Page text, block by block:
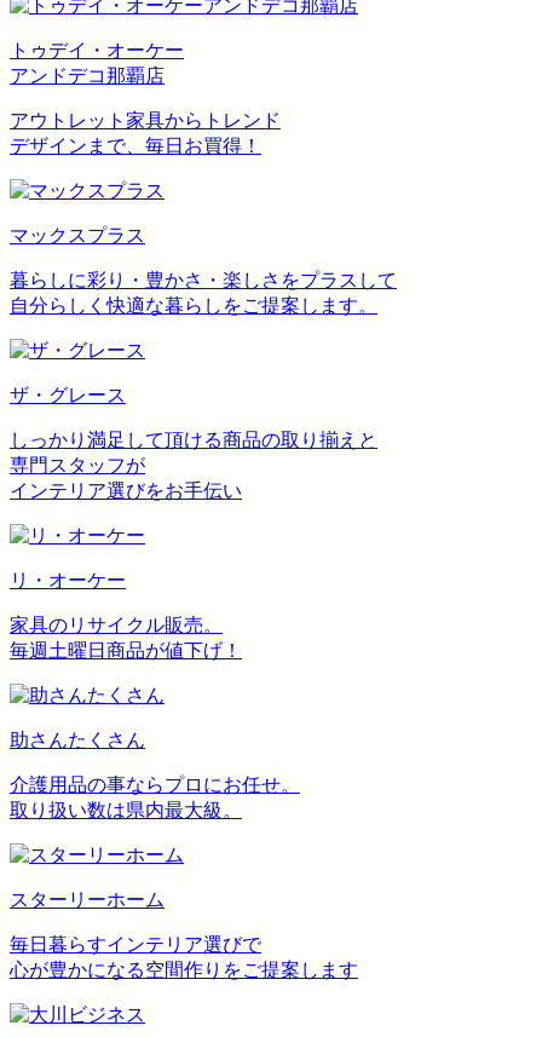
トゥデイ・オーケー
アンドデコ那覇店
アウトレット家具からトレンド
デザインまで、毎日お買得！
マックスプラス
暮らしに彩り・豊かさ・楽しさをプラスして
自分らしく快適な暮らしをご提案します。
ザ・グレース
しっかり満足して頂ける商品の取り揃えと
専門スタッフが
インテリア選びをお手伝い
リ・オーケー
家具のリサイクル販売。
毎週土曜日商品が値下げ！
助さんたくさん
介護用品の事ならプロにお任せ。
取り扱い数は県内最大級。
スターリーホーム
毎日暮らすインテリア選びで
心が豊かになる空間作りをご提案します